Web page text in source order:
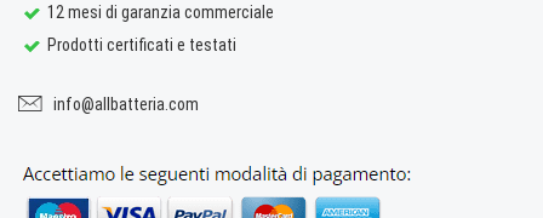
12 mesi di garanzia commerciale
Prodotti certificati e testati
info@allbatteria.com